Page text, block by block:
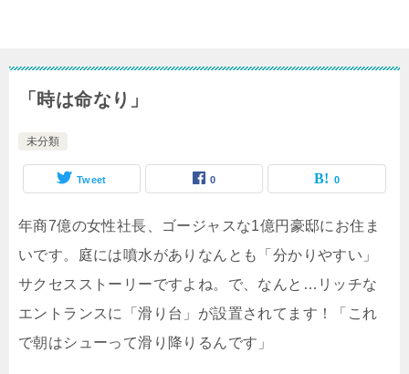
「時は命なり」
未分類
Tweet 0 0
年商7億の女性社長、ゴージャスな1億円豪邸にお住ま
いです。庭には噴水がありなんとも「分かりやすい」
サクセスストーリーですよね。で、なんと…リッチな
エントランスに「滑り台」が設置されてます！「これ
で朝はシューって滑り降りるんです」